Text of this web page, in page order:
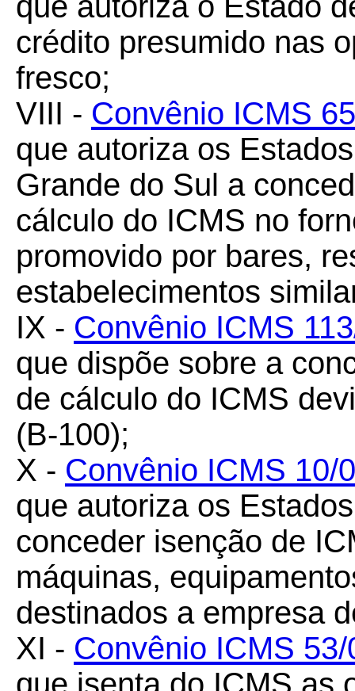
crédito presumido nas
fresco;
VIII - Convênio ICMS
que autoriza os
Grande do Sul a
cálculo do ICMS no
promovido por bares,
estabelecimentos
IX - Convênio ICMS
que dispõe sobre a
de cálculo do ICMS
(B-100);
X - Convênio ICMS 10/
que autoriza os
conceder isenção de
máquinas,
destinados a empresa
XI - Convênio ICMS 53/
que isenta do ICMS as